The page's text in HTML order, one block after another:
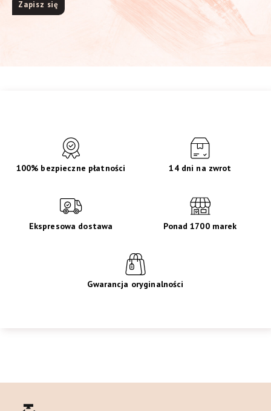
100% bezpieczne płatności 14 dni na zwrot
Ekspresowa dostawa Ponad 1700 marek
Gwarancja oryginalności